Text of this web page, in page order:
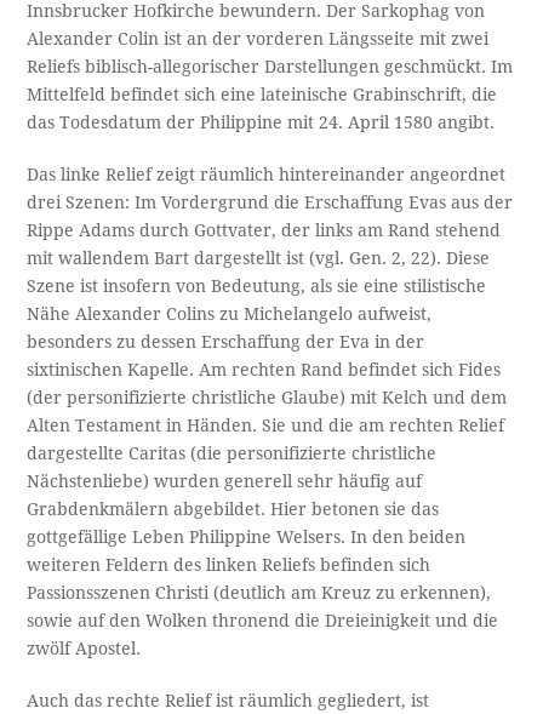
Innsbrucker Hofkirche bewundern. Der Sarkophag von
Alexander Colin ist an der vorderen Längsseite mit zwei
Reliefs biblisch-allegorischer Darstellungen geschmückt. Im
Mittelfeld befindet sich eine lateinische Grabinschrift, die
das Todesdatum der Philippine mit 24. April 1580 angibt.
Das linke Relief zeigt räumlich hintereinander angeordnet
drei Szenen: Im Vordergrund die Erschaffung Evas aus der
Rippe Adams durch Gottvater, der links am Rand stehend
mit wallendem Bart dargestellt ist (vgl. Gen. 2, 22). Diese
Szene ist insofern von Bedeutung, als sie eine stilistische
Nähe Alexander Colins zu Michelangelo aufweist,
besonders zu dessen Erschaffung der Eva in der
sixtinischen Kapelle. Am rechten Rand befindet sich Fides
(der personifizierte christliche Glaube) mit Kelch und dem
Alten Testament in Händen. Sie und die am rechten Relief
dargestellte Caritas (die personifizierte christliche
Nächstenliebe) wurden generell sehr häufig auf
Grabdenkmälern abgebildet. Hier betonen sie das
gottgefällige Leben Philippine Welsers. In den beiden
weiteren Feldern des linken Reliefs befinden sich
Passionsszenen Christi (deutlich am Kreuz zu erkennen),
sowie auf den Wolken thronend die Dreieinigkeit und die
zwölf Apostel.
Auch das rechte Relief ist räumlich gegliedert, ist